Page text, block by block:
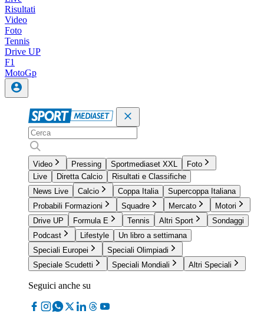
Risultati
Video
Foto
Tennis
Drive UP
F1
MotoGp
Video Pressing Sportmediaset XXL
Foto
Live
Diretta Calcio
Risultati e Classifiche
News Live
Calcio Coppa Italia
Supercoppa Italiana
Probabili Formazioni
Squadre Mercato
Motori
Drive UP
Formula E Tennis Altri Sport
Sondaggi
Podcast
Lifestyle
Un libro a settimana
Speciali Europei
Speciali Olimpiadi
Speciale Scudetti
Speciali Mondiali Altri Speciali
Seguici anche su